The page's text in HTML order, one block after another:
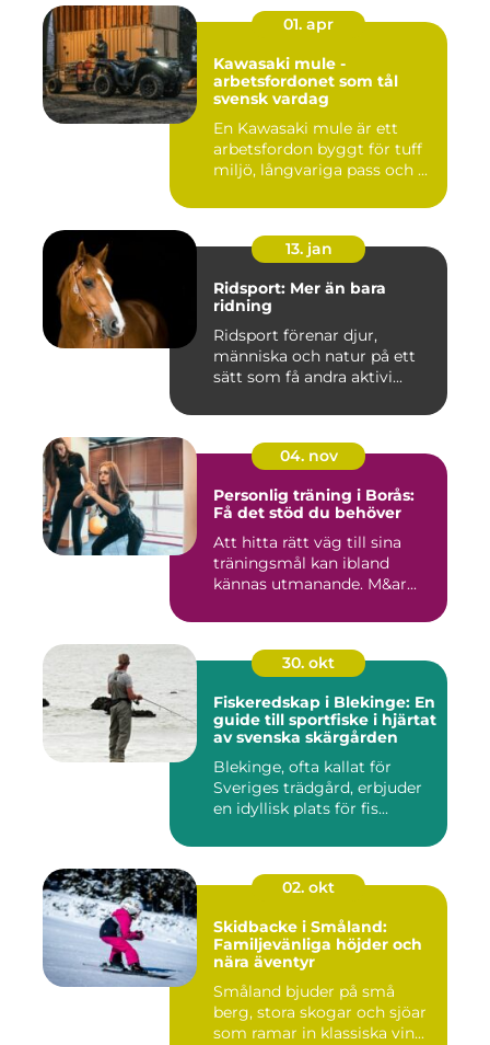
01. apr
Kawasaki mule -
arbetsfordonet som tål
svensk vardag
En Kawasaki mule är ett
arbetsfordon byggt för tuff
miljö, långvariga pass och ...
13. jan
Ridsport: Mer än bara
ridning
Ridsport förenar djur,
människa och natur på ett
sätt som få andra aktivi...
04. nov
Personlig träning i Borås:
Få det stöd du behöver
Att hitta rätt väg till sina
träningsmål kan ibland
kännas utmanande. M&ar...
30. okt
Fiskeredskap i Blekinge: En
guide till sportfiske i hjärtat
av svenska skärgården
Blekinge, ofta kallat för
Sveriges trädgård, erbjuder
en idyllisk plats för fis...
02. okt
Skidbacke i Småland:
Familjevänliga höjder och
nära äventyr
Småland bjuder på små
berg, stora skogar och sjöar
som ramar in klassiska vin...